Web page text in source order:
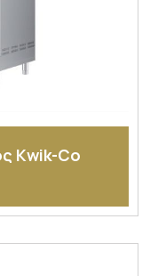
Kwik-Co